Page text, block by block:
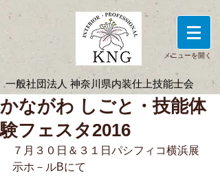
メニューを開く
一般社団法人 神奈川県内装仕上技能士会
かながわ しごと・技能体
験フェスタ2016
７月３０日＆３１日パシフィコ横浜展
示ホ－ルBにて